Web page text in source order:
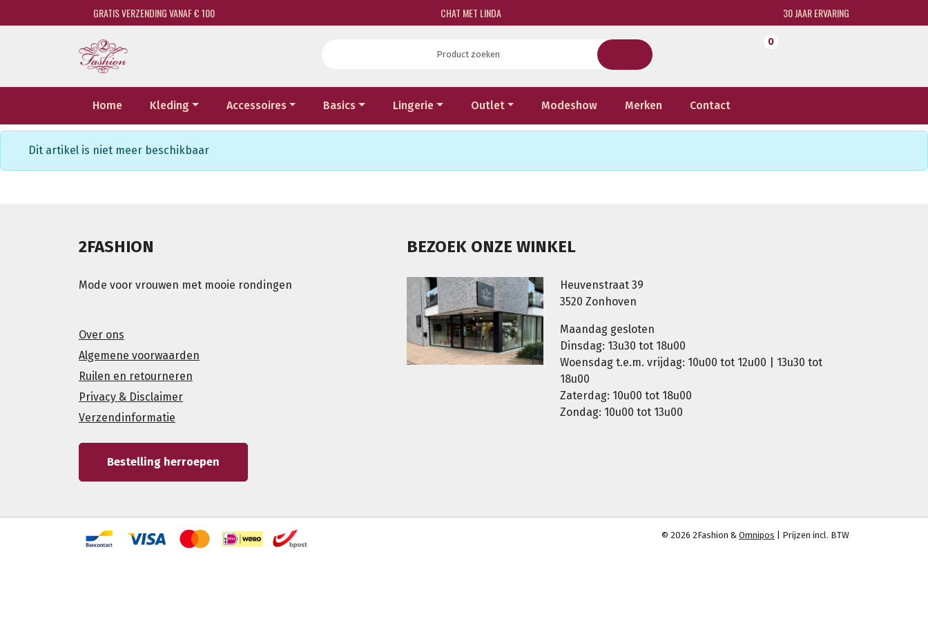
GRATIS VERZENDING VANAF € 100 CHAT MET LINDA 30 JAAR ERVARING
0
Home Kleding Accessoires Basics Lingerie Outlet Modeshow Merken Contact
Dit artikel is niet meer beschikbaar
2FASHION
Mode voor vrouwen met mooie rondingen
Over ons
Algemene voorwaarden
Ruilen en retourneren
Privacy & Disclaimer
Verzendinformatie
Bestelling herroepen
BEZOEK ONZE WINKEL
Heuvenstraat 39
3520 Zonhoven
Maandag gesloten
Dinsdag: 13u30 tot 18u00
Woensdag t.e.m. vrijdag: 10u00 tot 12u00 | 13u30 tot
18u00
Zaterdag: 10u00 tot 18u00
Zondag: 10u00 tot 13u00
© 2026 2Fashion & Omnipos | Prijzen incl. BTW